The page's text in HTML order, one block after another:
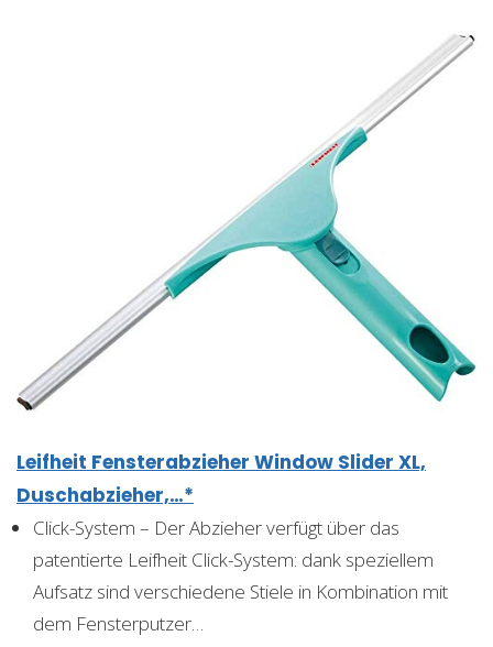
Leifheit Fensterabzieher Window Slider XL,
Duschabzieher,…*
Click-System – Der Abzieher verfügt über das
patentierte Leifheit Click-System: dank speziellem
Aufsatz sind verschiedene Stiele in Kombination mit
dem Fensterputzer…